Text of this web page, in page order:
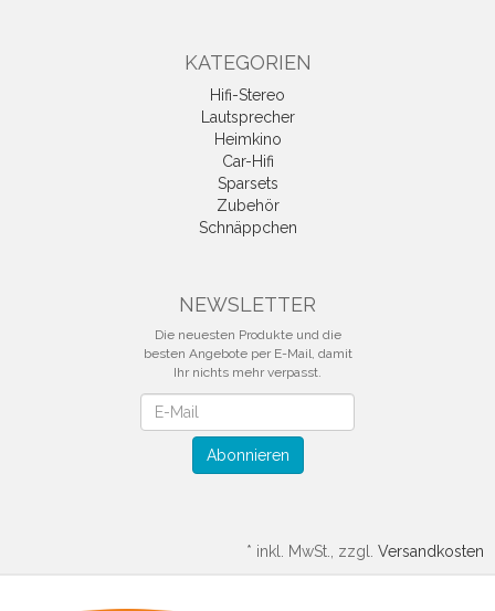
KATEGORIEN
Hifi-Stereo
Lautsprecher
Heimkino
Car-Hifi
Sparsets
Zubehör
Schnäppchen
NEWSLETTER
Die neuesten Produkte und die
besten Angebote per E-Mail, damit
Ihr nichts mehr verpasst.
Abonnieren
* inkl. MwSt., zzgl. Versandkosten